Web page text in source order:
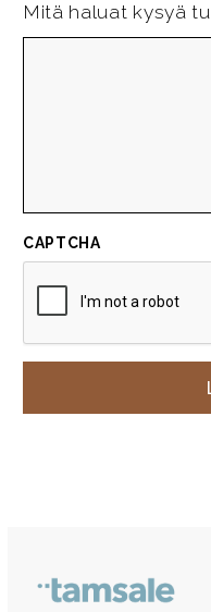
Mitä haluat kysyä
CAPTCHA